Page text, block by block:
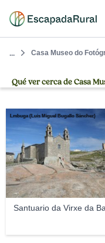
... Casa Museo do
Qué ver cerca de Casa
Santuario da Virxe da
Lmbuga (Luis Miguel Bugallo Sánchez)